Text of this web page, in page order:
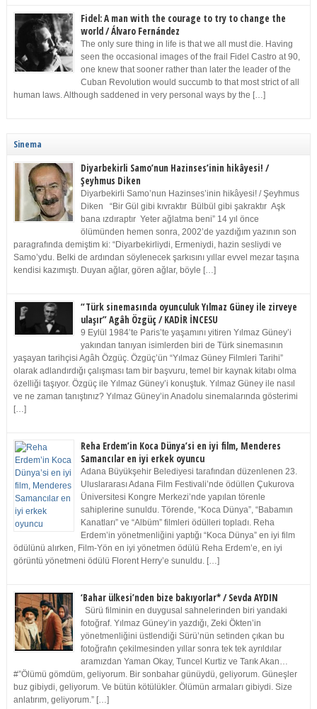
Fidel: A man with the courage to try to change the
world / Álvaro Fernández
The only sure thing in life is that we all must die. Having
seen the occasional images of the frail Fidel Castro at 90,
one knew that sooner rather than later the leader of the
Cuban Revolution would succumb to that most strict of all
human laws. Although saddened in very personal ways by the […]
Sinema
Diyarbekirli Samo’nun Hazinses’inin hikâyesi! /
Şeyhmus Diken
Diyarbekirli Samo’nun Hazinses’inin hikâyesi! / Şeyhmus
Diken “Bir Gül gibi kıvraktır Bülbül gibi şakraktır Aşk
bana ızdıraptır Yeter ağlatma beni” 14 yıl önce
ölümünden hemen sonra, 2002’de yazdığım yazının son
paragrafında demiştim ki: “Diyarbekirliydi, Ermeniydi, hazin sesliydi ve
Samo’ydu. Belki de ardından söylenecek şarkısını yıllar evvel mezar taşına
kendisi kazımıştı. Duyan ağlar, gören ağlar, böyle […]
“Türk sinemasında oyunculuk Yılmaz Güney ile zirveye
ulaşır” Agâh Özgüç / KADİR İNCESU
9 Eylül 1984’te Paris’te yaşamını yitiren Yılmaz Güney’i
yakından tanıyan isimlerden biri de Türk sinemasının
yaşayan tarihçisi Agâh Özgüç. Özgüç’ün “Yılmaz Güney Filmleri Tarihi”
olarak adlandırdığı çalışması tam bir başvuru, temel bir kaynak kitabı olma
özelliği taşıyor. Özgüç ile Yılmaz Güney’i konuştuk. Yılmaz Güney ile nasıl
ve ne zaman tanıştınız? Yılmaz Güney’in Anadolu sinemalarında gösterimi
[…]
Reha Erdem’in Koca Dünya’si en iyi film, Menderes
Samancılar en iyi erkek oyuncu
Adana Büyükşehir Belediyesi tarafından düzenlenen 23.
Uluslararası Adana Film Festivali’nde ödüllen Çukurova
Üniversitesi Kongre Merkezi’nde yapılan törenle
sahiplerine sunuldu. Törende, “Koca Dünya”, “Babamın
Kanatları” ve “Albüm” filmleri ödülleri topladı. Reha
Erdem’in yönetmenliğini yaptığı “Koca Dünya” en iyi film
ödülünü alırken, Film-Yön en iyi yönetmen ödülü Reha Erdem’e, en iyi
görüntü yönetmeni ödülü Florent Herry’e sunuldu. […]
‘Bahar ülkesi’nden bize bakıyorlar* / Sevda AYDIN
Sürü filminin en duygusal sahnelerinden biri yandaki
fotoğraf. Yılmaz Güney’in yazdığı, Zeki Ökten’in
yönetmenliğini üstlendiği Sürü’nün setinden çıkan bu
fotoğrafın çekilmesinden yıllar sonra tek tek ayrıldılar
aramızdan Yaman Okay, Tuncel Kurtiz ve Tarık Akan…
#”Ölümü gömdüm, geliyorum. Bir sonbahar günüydü, geliyorum. Güneşler
buz gibiydi, geliyorum. Ve bütün kötülükler. Ölümün armaları gibiydi. Size
anlatırım, geliyorum.” […]